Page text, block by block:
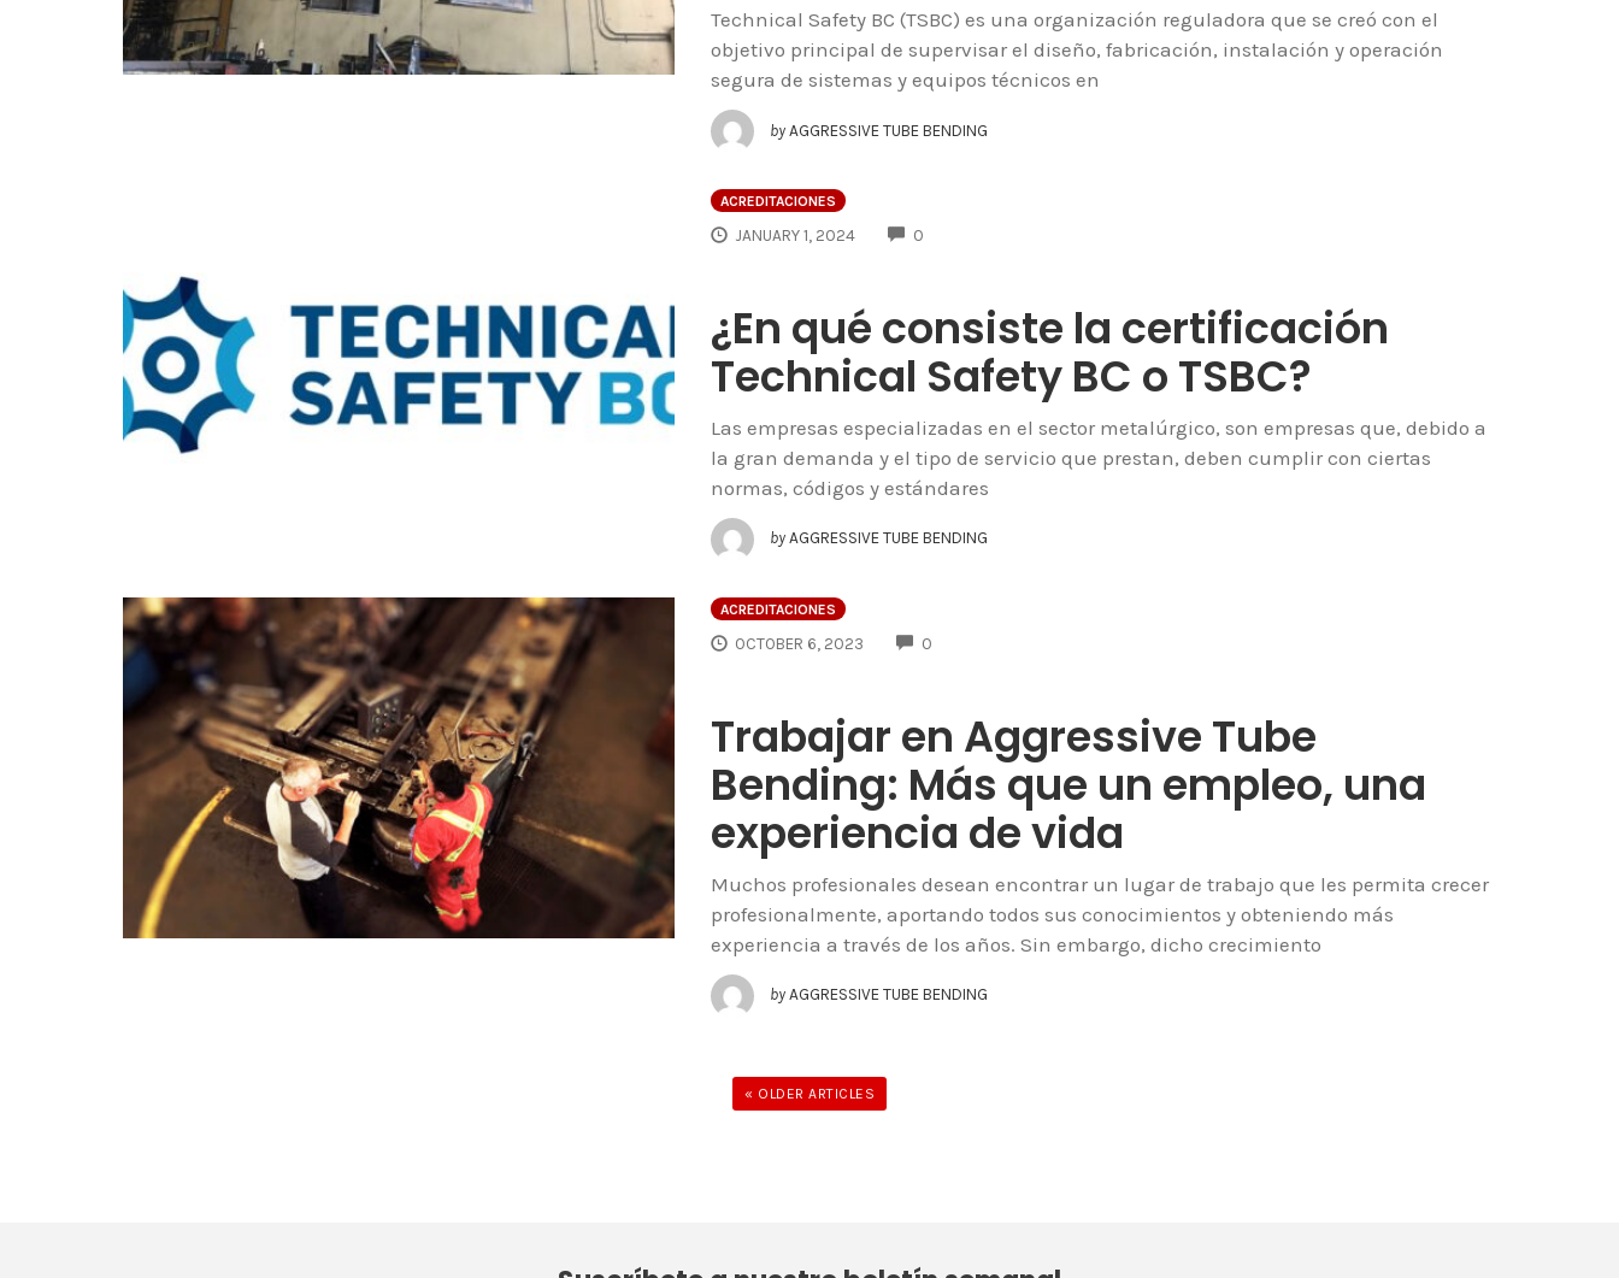
Technical Safety BC (TSBC) es una organización reguladora que se creó con el
objetivo principal de supervisar el diseño, fabricación, instalación y operación
segura de sistemas y equipos técnicos en
by AGGRESSIVE TUBE BENDING
ACREDITACIONES
JANUARY 1, 2024 0
¿En qué consiste la certificación
Technical Safety BC o TSBC?
Las empresas especializadas en el sector metalúrgico, son empresas que, debido a
la gran demanda y el tipo de servicio que prestan, deben cumplir con ciertas
normas, códigos y estándares
by AGGRESSIVE TUBE BENDING
ACREDITACIONES
OCTOBER 6, 2023 0
Trabajar en Aggressive Tube
Bending: Más que un empleo, una
experiencia de vida
Muchos profesionales desean encontrar un lugar de trabajo que les permita crecer
profesionalmente, aportando todos sus conocimientos y obteniendo más
experiencia a través de los años. Sin embargo, dicho crecimiento
by AGGRESSIVE TUBE BENDING
« OLDER ARTICLES